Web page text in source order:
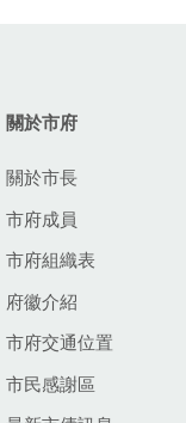
關於市府
關於市長
市府成員
市府組織表
府徽介紹
市府交通位置
市民感謝區